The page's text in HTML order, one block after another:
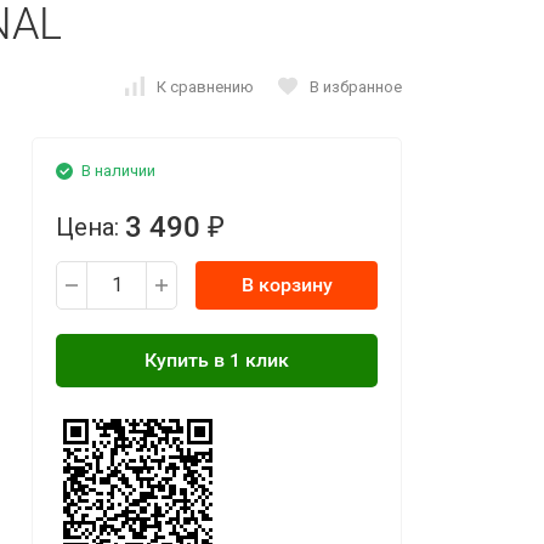
К сравнению В избранное
В наличии
Цена: 3 490 ₽
В корзину